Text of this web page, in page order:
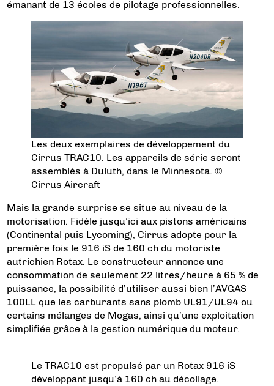
émanant de 13 écoles de pilotage professionnelles.
Les deux exemplaires de développement du
Cirrus TRAC10. Les appareils de série seront
assemblés à Duluth, dans le Minnesota. ©
Cirrus Aircraft
Mais la grande surprise se situe au niveau de la
motorisation. Fidèle jusqu’ici aux pistons américains
(Continental puis Lycoming), Cirrus adopte pour la
première fois le 916 iS de 160 ch du motoriste
autrichien Rotax. Le constructeur annonce une
consommation de seulement 22 litres/heure à 65 % de
puissance, la possibilité d’utiliser aussi bien l’AVGAS
100LL que les carburants sans plomb UL91/UL94 ou
certains mélanges de Mogas, ainsi qu’une exploitation
simplifiée grâce à la gestion numérique du moteur.
Le TRAC10 est propulsé par un Rotax 916 iS
développant jusqu’à 160 ch au décollage.